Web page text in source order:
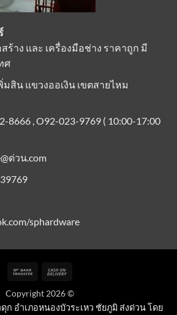
าง และ เครื่องมือช่าง ราคาถูก มี
ศ
สิน แขวงออเงิน เขตสายไหม
8666 , O92-023-9769 ( 10:00-17:00
ด่วน.com
sphardware
Bank
Delivery
Copyright 2026 ©
ก อำเภอหนองบัวระเหว ชัยภูมิ ส่งด่วน โดย